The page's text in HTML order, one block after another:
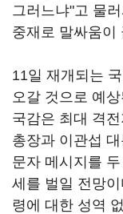
그러느냐"고 물
중재로 말싸움이
11일 재개되는
오갈 것으로 예
국감은 최대 격
총장과 이관섭
문자 메시지를
세를 벌일 전망
령에 대한 성역